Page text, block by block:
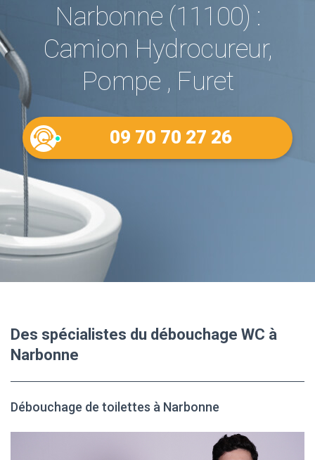
Narbonne (11100) :
Camion Hydrocureur,
Pompe , Furet
09 70 70 27 26
Des spécialistes du débouchage WC à
Narbonne
Débouchage de toilettes à Narbonne